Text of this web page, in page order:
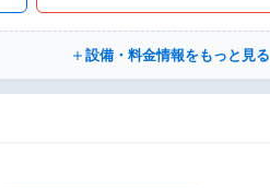
設備・料金情報をもっと見る